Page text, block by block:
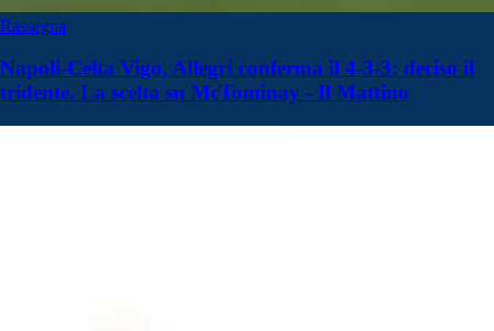
Rassegna
Napoli-Celta Vigo, Allegri conferma il 4-3-3: deciso il
tridente. La scelta su McTominay - Il Mattino